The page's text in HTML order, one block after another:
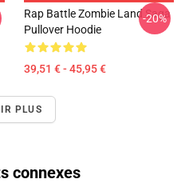
Rap Battle Zombie Land Saga
Pullover Hoodie
39,51 € - 45,95 €
-20%
PLUS
connexes